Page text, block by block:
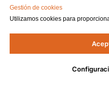
Gestión de cookies
Utilizamos cookies para